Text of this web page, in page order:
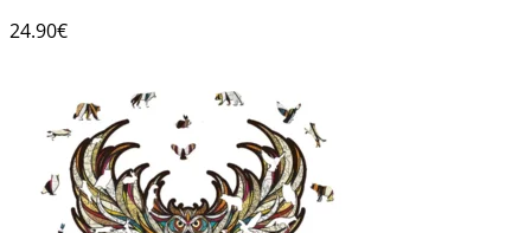
24.90€